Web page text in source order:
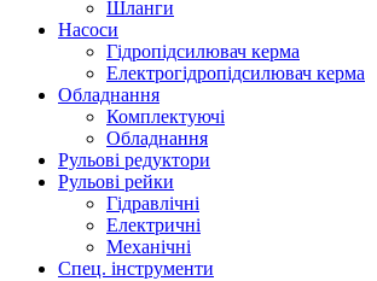
Шланги
Насоси
Гідропідсилювач керма
Електрогідропідсилювач керма
Обладнання
Комплектуючі
Обладнання
Рульові редуктори
Рульові рейки
Гідравлічні
Електричні
Механічні
Спец. інструменти